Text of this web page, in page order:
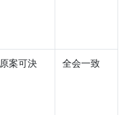
原案可決 全会一致